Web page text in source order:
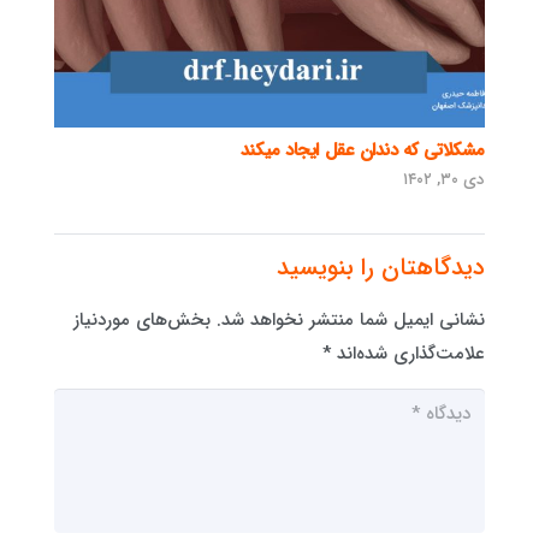
مشکلاتی که دندان عقل ایجاد میکند
دی ۳۰, ۱۴۰۲
دیدگاهتان را بنویسید
نشانی ایمیل شما منتشر نخواهد شد. بخش‌های موردنیاز
علامت‌گذاری شده‌اند *